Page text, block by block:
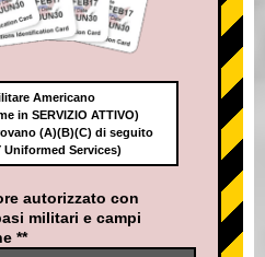
Americano
in SERVIZIO ATTIVO)
(A)(B)(C) di seguito
Uniformed Services)
autorizzato con
militari e campi
**